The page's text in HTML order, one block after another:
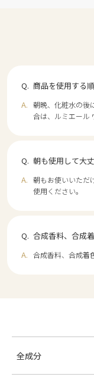
商品を使用する
朝晩、化粧水の後
合は、ルミエール
朝も使用して大
朝もお使いいただ
使用ください。
合成香料、合成
合成香料、合成着
全成分